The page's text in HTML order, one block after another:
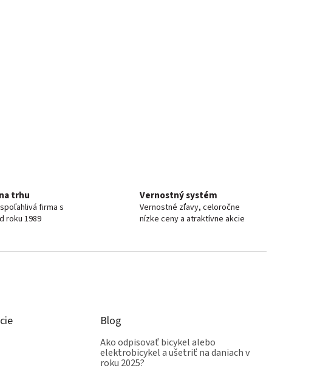
trhu
firma s
roku 1989
Vernostný systém
Vernostné zľavy, celoročne
nízke ceny a atraktívne akcie
Blog
Ako odpisovať bicykel alebo
elektrobicykel a ušetriť na daniach v
roku 2025?